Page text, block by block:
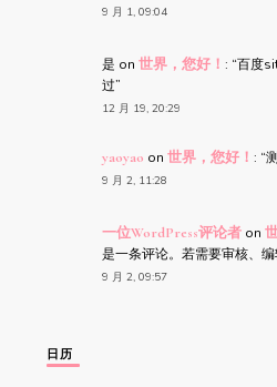
9 月 1, 09:04
是 on 世界，您好！ : “百度
过”
12 月 19, 20:29
yaoyao on 世界，您好！ : “
9 月 2, 11:28
一位WordPress评论者on
是一条评论。若需要审核、
9 月 2, 09:57
日历